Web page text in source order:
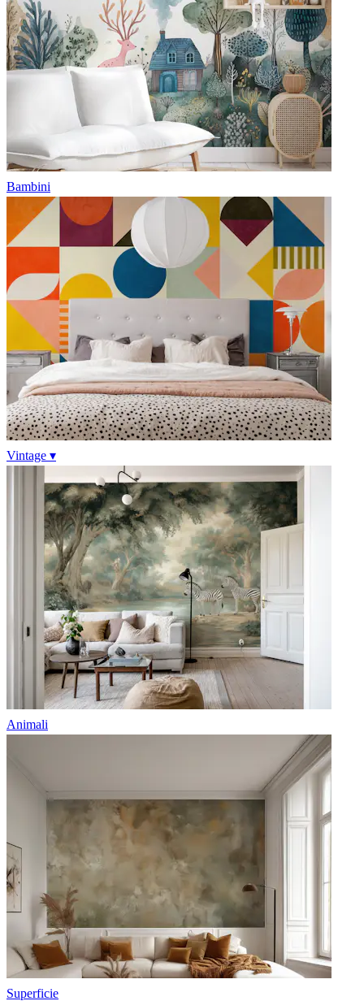
Bambini
Vintage ▾
Animali
Superficie